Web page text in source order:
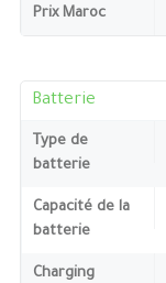
Prix Maroc
Batterie
Type de
batterie
Capacité de la
batterie
Charging